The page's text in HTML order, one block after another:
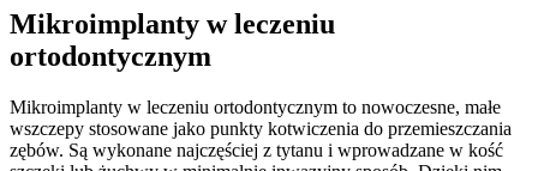
Mikroimplanty w leczeniu
ortodontycznym
Mikroimplanty w leczeniu ortodontycznym to nowoczesne, małe
wszczepy stosowane jako punkty kotwiczenia do przemieszczania
zębów. Są wykonane najczęściej z tytanu i wprowadzane w kość